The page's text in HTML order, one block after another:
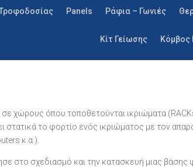
Panels Ράφια – Γωνιές
Κίτ Γείωσης Κόμβος
σε χώρους όπου τοποθετούνται ικριώματα
στατικά το φορτίο ενός ικριώματος με τον
κ.α.).
στο σχεδιασμό και την κατασκευή μιας